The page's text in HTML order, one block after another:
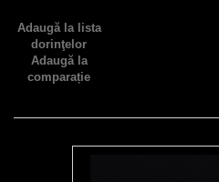
Adaugă la lista
dorinţelor
Adaugă la
comparație